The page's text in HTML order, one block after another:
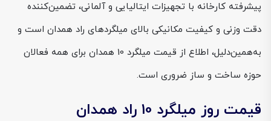
پیشرفته کارخانه با تجهیزات ایتالیایی و آلمانی، تضمین‌کننده
دقت وزنی و کیفیت مکانیکی بالای میلگردهای راد همدان است و
به‌همین‌دلیل، اطلاع از قیمت میلگرد 10 همدان برای همه فعالان
حوزه ساخت و ساز ضروری است.
قیمت روز میلگرد 10 راد همدان